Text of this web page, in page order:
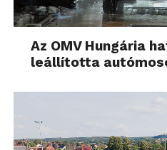
Az OMV Hungária
leállította